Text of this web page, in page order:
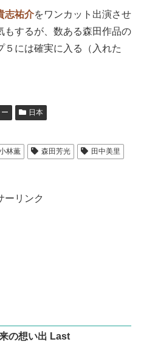
志祐介をワンカット出演させ
もするが、数ある森田作品の
５には確実に入る（入れた
日本
林薫 森田芳光
田中美里
ーリンク
来の想い出 Last